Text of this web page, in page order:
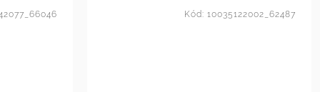
Kód: 10035122002_62487